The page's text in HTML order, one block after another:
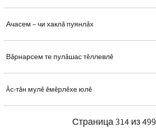
Ачасем – чи хаклă пуянлăх
Вăрнарсем те пулăшас тĕллевлĕ
Ăс-тăн мулĕ ĕмĕрлĕхе юлĕ
Страница 314 из 499